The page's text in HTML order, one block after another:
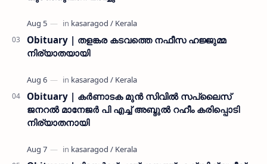
Obituary | തളങ്കര കടവത്തെ നഫീസ ഹജ്ജുമ്മ
നിര്യാതയായി
Obituary | കർണാടക മുൻ സിവില്‍ സപ്ലൈസ്
ജനറൽ മാനേജർ പി എച്ച് അബ്ദുൽ റഹീം കരിപ്പൊടി
നിര്യാതനായി